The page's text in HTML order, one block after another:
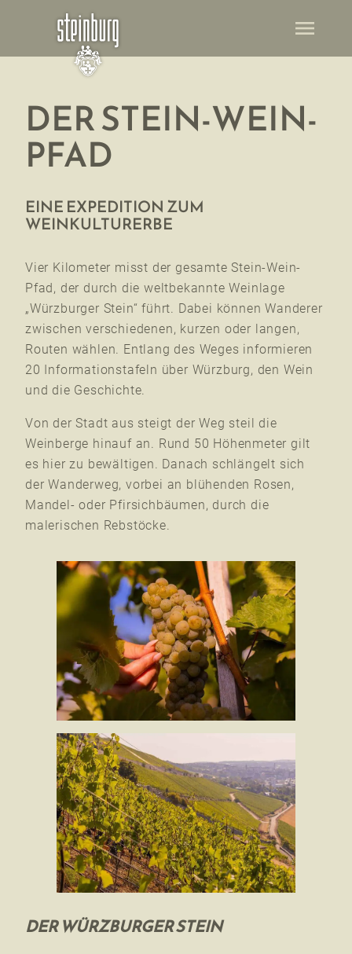
menu
DER STEIN-WEIN-
PFAD
EINE EXPEDITION ZUM
WEINKULTURERBE
Vier Kilometer misst der gesamte Stein-Wein-
Pfad, der durch die weltbekannte Weinlage
„Würzburger Stein“ führt. Dabei können Wanderer
zwischen verschiedenen, kurzen oder langen,
Routen wählen. Entlang des Weges informieren
20 Informationstafeln über Würzburg, den Wein
und die Geschichte.
Von der Stadt aus steigt der Weg steil die
Weinberge hinauf an. Rund 50 Höhenmeter gilt
es hier zu bewältigen. Danach schlängelt sich
der Wanderweg, vorbei an blühenden Rosen,
Mandel- oder Pfirsichbäumen, durch die
malerischen Rebstöcke.
DER WÜRZBURGER STEIN